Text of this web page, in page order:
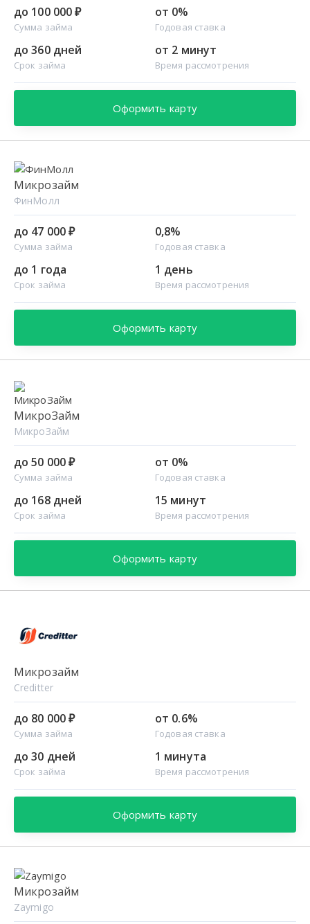
до 100 000 ₽
Сумма займа
от 0%
Годовая ставка
до 360 дней
Срок займа
от 2 минут
Время рассмотрения
Оформить карту
Микрозайм
ФинМолл
до 47 000 ₽
Сумма займа
0,8%
Годовая ставка
до 1 года
Срок займа
1 день
Время рассмотрения
Оформить карту
МикроЗайм
МикроЗайм
до 50 000 ₽
Сумма займа
от 0%
Годовая ставка
до 168 дней
Срок займа
15 минут
Время рассмотрения
Оформить карту
Микрозайм
Creditter
до 80 000 ₽
Сумма займа
от 0.6%
Годовая ставка
до 30 дней
Срок займа
1 минута
Время рассмотрения
Оформить карту
Микрозайм
Zaymigo